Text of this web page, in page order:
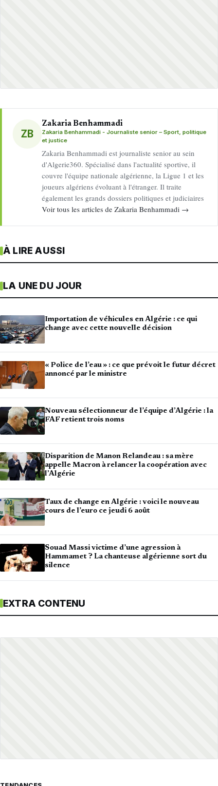
ZB
Zakaria Benhammadi
Zakaria Benhammadi - Journaliste senior – Sport, politique
et justice
Zakaria Benhammadi est journaliste senior au sein
d'Algerie360. Spécialisé dans l'actualité sportive, il
couvre l'équipe nationale algérienne, la Ligue 1 et les
joueurs algériens évoluant à l'étranger. Il traite
également les grands dossiers politiques et judiciaires
Voir tous les articles de Zakaria Benhammadi →
À LIRE AUSSI
LA UNE DU JOUR
Importation de véhicules en Algérie : ce qui
change avec cette nouvelle décision
« Police de l’eau » : ce que prévoit le futur décret
annoncé par le ministre
Nouveau sélectionneur de l’équipe d’Algérie : la
FAF retient trois noms
Disparition de Manon Relandeau : sa mère
appelle Macron à relancer la coopération avec
l’Algérie
Taux de change en Algérie : voici le nouveau
cours de l’euro ce jeudi 6 août
Souad Massi victime d’une agression à
Hammamet ? La chanteuse algérienne sort du
silence
EXTRA CONTENU